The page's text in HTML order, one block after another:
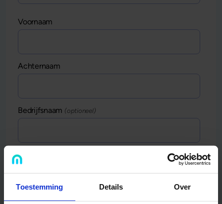
Toestemming Details Over
Voornaam
Achternaam
Bedrijfsnaam (optioneel)
E-mailadres
Telefoonnummer (optioneel)